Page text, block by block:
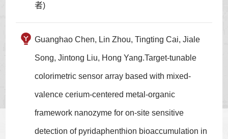
者)
Guanghao Chen, Lin Zhou, Tingting Cai, Jiale
Song, Jintong Liu, Hong Yang.Target-tunable
colorimetric sensor array based with mixed-
valence cerium-centered metal-organic
framework nanozyme for on-site sensitive
detection of pyridaphenthion bioaccumulation in